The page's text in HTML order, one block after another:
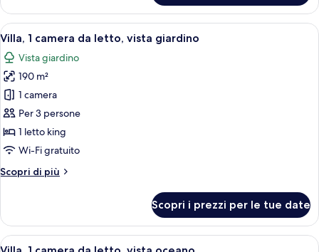
Executive
(Ocean
Suite
jacuzzi)
Apri
tutte
le
foto
per
Villa,
1
camera
letto,
Un'area piscina moderna con lettini,
9
Villa, 1 camera da letto, vista giardino
Vista giardino
190 m²
1 camera
Per 3 persone
1 letto king
Wi-Fi gratuito
Scopri di più
Altri
1
camera
da
Scopri i prezzi per le tue date
Apri
Camera d'albergo moderna con
6